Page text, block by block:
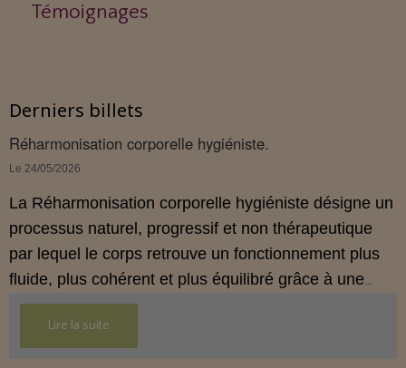
Témoignages
Derniers billets
Réharmonisation corporelle hygiéniste.
Le 24/05/2026
La Réharmonisation corporelle hygiéniste désigne un
processus naturel, progressif et non thérapeutique
par lequel le corps retrouve un fonctionnement plus
fluide, plus cohérent et plus équilibré grâce à une
hygiène de vie adaptée.
Lire la suite